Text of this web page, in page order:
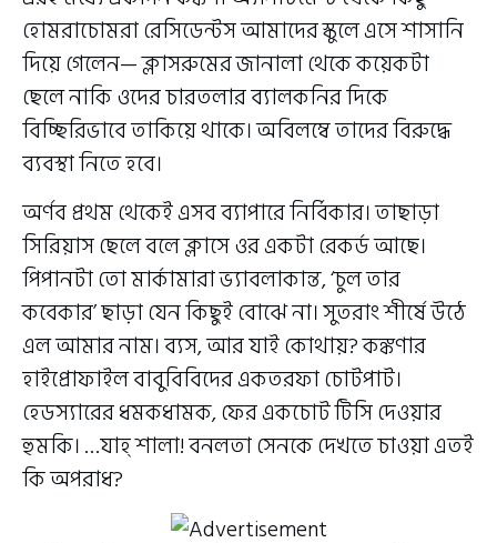
হোমরাচোমরা রেসিডেন্টস আমাদের স্কুলে এসে শাসানি
দিয়ে গেলেন— ক্লাসরুমের জানালা থেকে কয়েকটা
ছেলে নাকি ওদের চারতলার ব্যালকনির দিকে
বিচ্ছিরিভাবে তাকিয়ে থাকে। অবিলম্বে তাদের বিরুদ্ধে
ব্যবস্থা নিতে হবে।
অর্ণব প্রথম থেকেই এসব ব্যাপারে নির্বিকার। তাছাড়া
সিরিয়াস ছেলে বলে ক্লাসে ওর একটা রেকর্ড আছে।
পিপানটা তো মার্কামারা ভ্যাবলাকান্ত, ‘চুল তার
কবেকার’ ছাড়া যেন কিছুই বোঝে না। সুতরাং শীর্ষে উঠে
এল আমার নাম। ব্যস, আর যাই কোথায়? কঙ্কণার
হাইপ্রোফাইল বাবুবিবিদের একতরফা চোটপাট।
হেডস্যারের ধমকধামক, ফের একচোট টিসি দেওয়ার
হুমকি। …যাহ্ শালা! বনলতা সেনকে দেখতে চাওয়া এতই
কি অপরাধ?